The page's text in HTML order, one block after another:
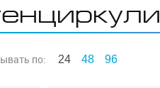
по: 24 48 96